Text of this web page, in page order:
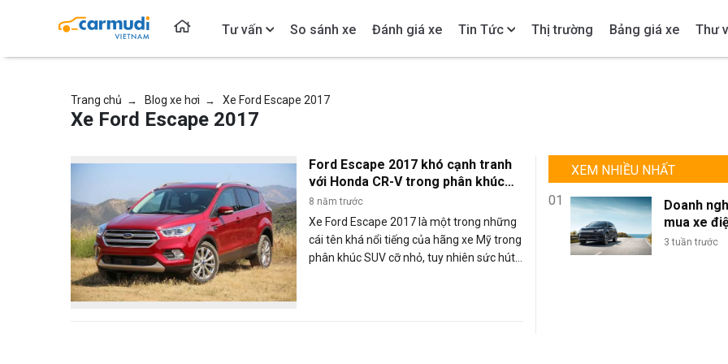
Tư vấn So sánh xe Đánh giá xe Tin Tức Thị trường Bảng giá xe Thư
Trang chủ → Blog xe hơi → Xe Ford Escape 2017
Xe Ford Escape 2017
Ford Escape 2017 khó cạnh tranh
với Honda CR-V trong phân khúc
SUV cỡ nhỏ
8 năm trước
Xe Ford Escape 2017 là một trong những
cái tên khá nổi tiếng của hãng xe Mỹ trong
phân khúc SUV cỡ nhỏ, tuy nhiên sức hút
XEM NHIỀU NHẤT
01
Doanh
mua xe
lượng lớn:
3 tuần trước